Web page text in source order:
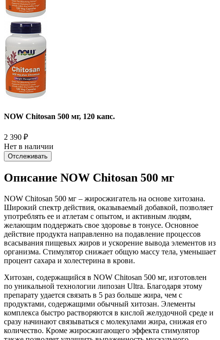
NOW Chitosan 500 мг, 120 капс.
2 390 ₽
Нет в наличии
Отслеживать
Описание NOW Chitosan 500 мг
NOW Chitosan 500 мг – жиросжигатель на основе хитозана.
Широкий спектр действия, оказываемый добавкой, позволяет
употреблять ее и атлетам с опытом, и активным людям,
желающим поддержать свое здоровье в тонусе. Основное
действие продукта направленно на подавление процессов
всасывания пищевых жиров и ускорение вывода элементов из
организма. Стимулятор снижает общую массу тела, уменьшает
процент сахара и холестерина в крови.
Хитозан, содержащийся в NOW Chitosan 500 мг, изготовлен
по уникальной технологии липозан Ultra. Благодаря этому
препарату удается связать в 5 раз больше жира, чем с
продуктами, содержащими обычный хитозан. Элементы
комплекса быстро растворяются в кислой желудочной среде и
сразу начинают связываться с молекулами жира, снижая его
количество. Кроме жиросжигающего эффекта стимулятор